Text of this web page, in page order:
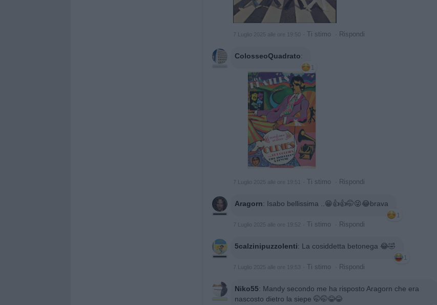
7 Luglio 2025 alle ore 19:50 Ti stimo Rispondi
ColosseoQuadrato:
1
7 Luglio 2025 alle ore 19:51 Ti stimo Rispondi
Aragorn: Isabo bellissima ..😁👍👍🤭😜😂brava
1
7 Luglio 2025 alle ore 19:52 Ti stimo Rispondi
5calzinipuzzolenti: La cosiddetta betonega 😂🤣
1
7 Luglio 2025 alle ore 19:53 Ti stimo Rispondi
Niko55: Mandy secondo me ha risposto Aragorn che era
nascosto dietro la siepe 🤭🤭😂😂